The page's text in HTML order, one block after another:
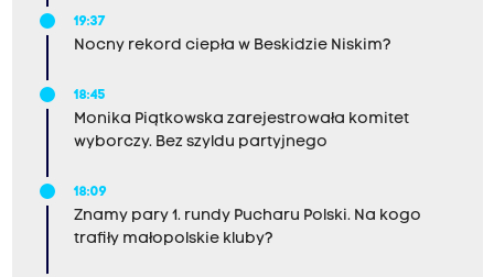
19:37
Nocny rekord ciepła w Beskidzie Niskim?
18:45
Monika Piątkowska zarejestrowała komitet
wyborczy. Bez szyldu partyjnego
18:09
Znamy pary 1. rundy Pucharu Polski. Na kogo
trafiły małopolskie kluby?